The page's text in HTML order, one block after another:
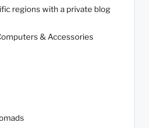
regions with a private blog
& Accessories